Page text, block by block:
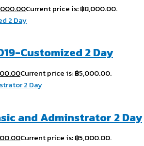
Current price is: ฿8,000.00.
Customized 2 Day
Current price is: ฿5,000.00.
and Adminstrator 2 Day
Current price is: ฿5,000.00.